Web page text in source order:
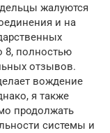
жалуются
и на
8, полностью
отзывов.
вождение
я также
продолжать
системы и